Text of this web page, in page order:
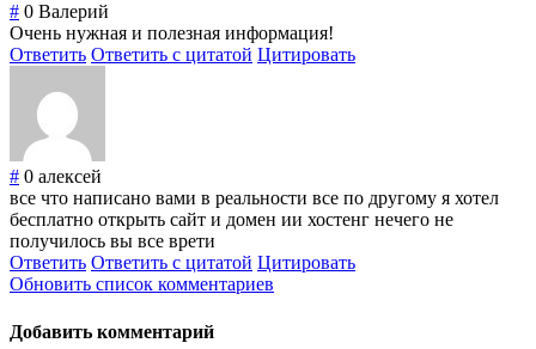
# 0 Валерий
Очень нужная и полезная информация!
Ответить Ответить с цитатой Цитировать
# 0 алексей
все что написано вами в реальности все по другому я хотел
бесплатно открыть сайт и домен ии хостенг нечего не
получилось вы все врети
Ответить Ответить с цитатой Цитировать
Обновить список комментариев
Добавить комментарий